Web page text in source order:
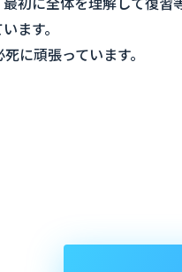
ます。
に頑張っています。